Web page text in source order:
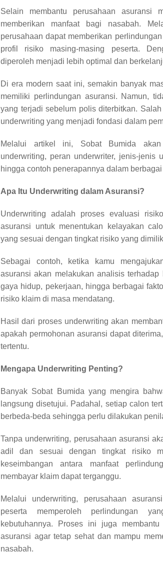
Selain membantu perusahaan asuransi
memberikan manfaat bagi nasabah.
perusahaan dapat memberikan
profil risiko masing-masing peserta.
diperoleh menjadi lebih optimal dan
Di era modern saat ini, semakin banyak
memiliki perlindungan asuransi. Namun,
yang terjadi sebelum polis diterbitkan.
underwriting yang menjadi fondasi dalam
Melalui artikel ini, Sobat Bumida
underwriting, peran underwriter, jenis-jenis
hingga contoh penerapannya dalam
Apa Itu Underwriting dalam Asuransi?
Underwriting adalah proses evaluasi
asuransi untuk menentukan kelayakan
yang sesuai dengan tingkat risiko yang
Sebagai contoh, ketika kamu
asuransi akan melakukan analisis
gaya hidup, pekerjaan, hingga berbagai
risiko klaim di masa mendatang.
Hasil dari proses underwriting akan
apakah permohonan asuransi dapat
tertentu.
Mengapa Underwriting Penting?
Banyak Sobat Bumida yang mengira
langsung disetujui. Padahal, setiap calon
berbeda-beda sehingga perlu dilakukan
Tanpa underwriting, perusahaan asuransi
adil dan sesuai dengan tingkat risiko
keseimbangan antara manfaat
membayar klaim dapat terganggu.
Melalui underwriting, perusahaan
peserta memperoleh perlindungan
kebutuhannya. Proses ini juga
asuransi agar tetap sehat dan mampu
nasabah.